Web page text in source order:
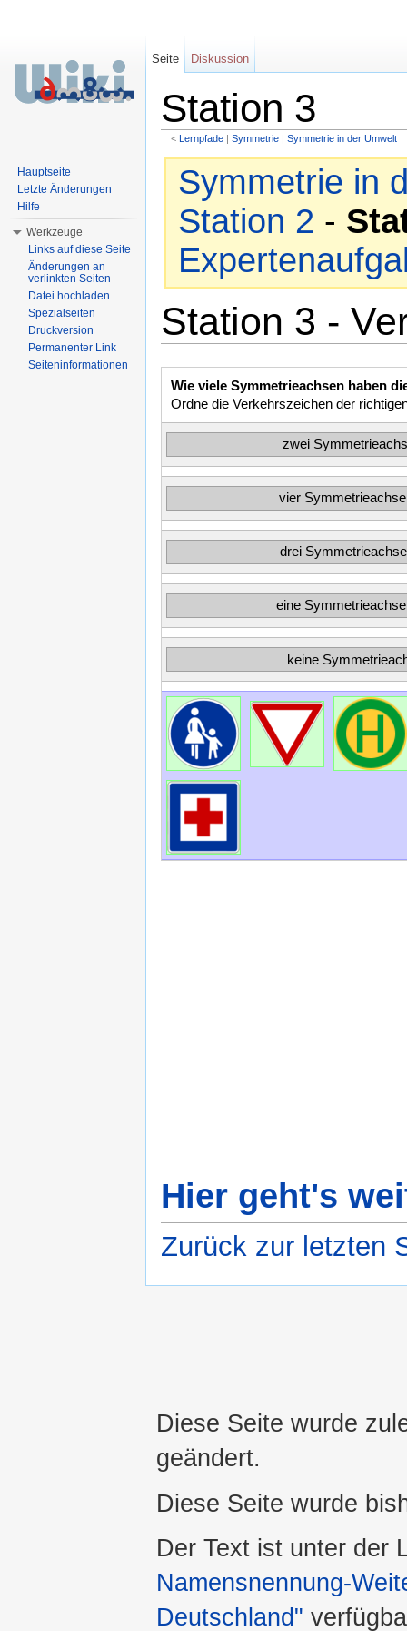
Station 3
< Lernpfade‎ | Symmetrie‎ | Symmetrie in der Umwelt
Symmetrie in
Station 2 -
Station 3 -
Wie viele Symmetrieachsen haben
Ordne die Verkehrszeichen der
zwei
vier
drei
eine Symmetrieachse
keine
Hier geht's
Zurück zur letzten
Seite Diskussion
Hauptseite
Letzte Änderungen
Hilfe
Werkzeuge
Links auf diese Seite
Änderungen an
verlinkten Seiten
Datei hochladen
Spezialseiten
Druckversion
Permanenter Link
Seiteninformationen
Diese Seite wurde
geändert.
Diese Seite wurde
Der Text ist unter der
Namensnennung-
Deutschland"